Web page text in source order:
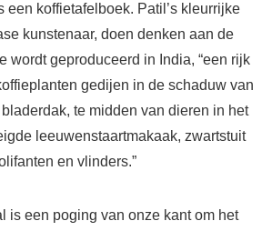
een koffietafelboek. Patil’s kleurrijke
kunstenaar, doen denken aan de
wordt geproduceerd in India, “een rijk
gedijen in de schaduw van
te midden van dieren in het
leeuwenstaartmakaak, zwartstuit
en vlinders.”
is een poging van onze kant om het